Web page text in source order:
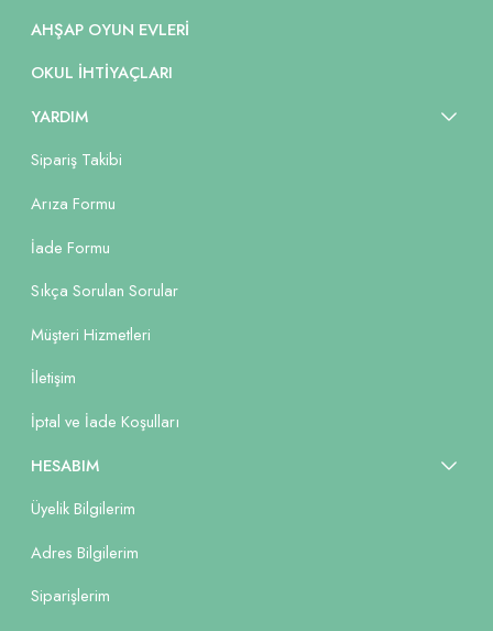
AHŞAP OYUN EVLERI
OKUL İHTIYAÇLARI
YARDIM
Sipariş Takibi
Arıza Formu
İade Formu
Sıkça Sorulan Sorular
Müşteri Hizmetleri
İletişim
İptal ve İade Koşulları
HESABIM
Üyelik Bilgilerim
Adres Bilgilerim
Siparişlerim